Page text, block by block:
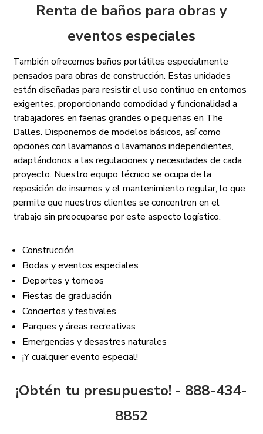
Renta de baños para obras y
eventos especiales
También ofrecemos baños portátiles especialmente
pensados para obras de construcción. Estas unidades
están diseñadas para resistir el uso continuo en entornos
exigentes, proporcionando comodidad y funcionalidad a
trabajadores en faenas grandes o pequeñas en The
Dalles. Disponemos de modelos básicos, así como
opciones con lavamanos o lavamanos independientes,
adaptándonos a las regulaciones y necesidades de cada
proyecto. Nuestro equipo técnico se ocupa de la
reposición de insumos y el mantenimiento regular, lo que
permite que nuestros clientes se concentren en el
trabajo sin preocuparse por este aspecto logístico.
Construcción
Bodas y eventos especiales
Deportes y torneos
Fiestas de graduación
Conciertos y festivales
Parques y áreas recreativas
Emergencias y desastres naturales
¡Y cualquier evento especial!
¡Obtén tu presupuesto! - 888-434-
8852